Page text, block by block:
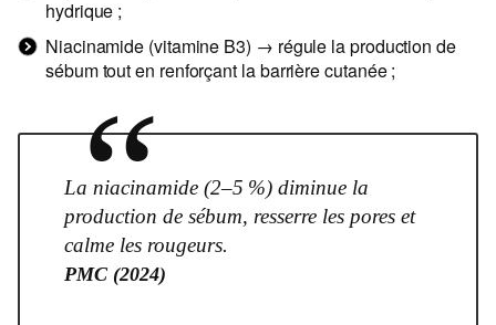
hydrique ;
Niacinamide (vitamine B3) → régule la production de
sébum tout en renforçant la barrière cutanée ;
“
La niacinamide (2–5 %) diminue la
production de sébum, resserre les pores et
calme les rougeurs.
PMC (2024)